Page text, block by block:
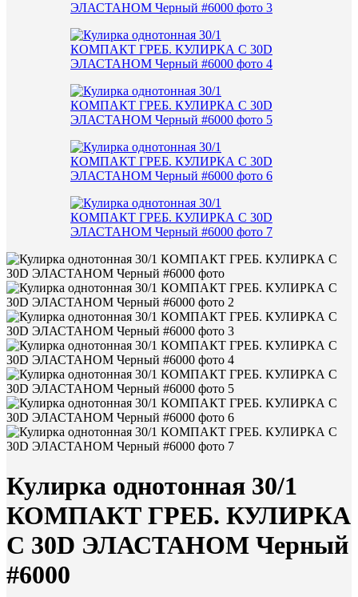
Кулирка однотонная 30/1
КОМПАКТ ГРЕБ. КУЛИРКА
С 30D ЭЛАСТАНОМ Черный
#6000